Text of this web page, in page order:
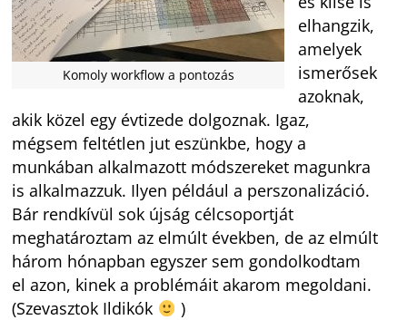
Komoly workflow a pontozás
elhangzik,
amelyek
ismerősek
azoknak,
akik közel egy évtizede dolgoznak. Igaz,
mégsem feltétlen jut eszünkbe, hogy a
munkában alkalmazott módszereket magunkra
is alkalmazzuk. Ilyen például a perszonalizáció.
Bár rendkívül sok újság célcsoportját
meghatároztam az elmúlt években, de az elmúlt
három hónapban egyszer sem gondolkodtam
el azon, kinek a problémáit akarom megoldani.
(Szevasztok Ildikók
)